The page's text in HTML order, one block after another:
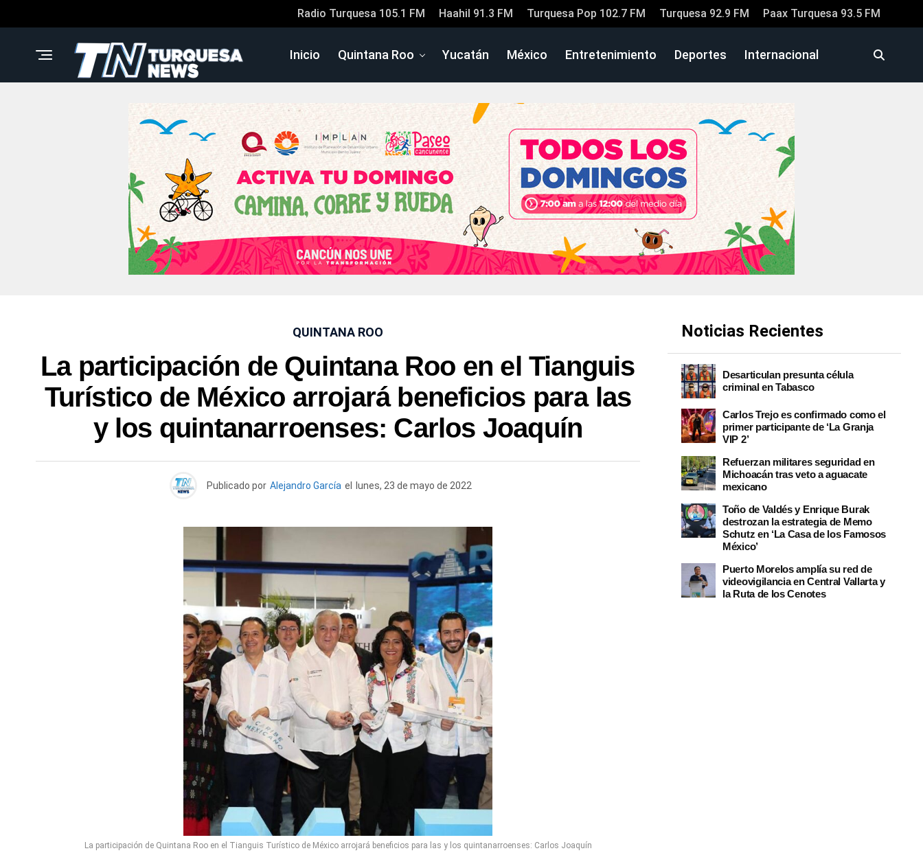
Radio Turquesa 105.1 FM Haahil 91.3 FM Turquesa Pop 102.7 FM Turquesa 92.9 FM Paax Turquesa 93.5 FM
Inicio Quintana Roo Yucatán México Entretenimiento Deportes Internacional
QUINTANA ROO
La participación de Quintana Roo en el Tianguis
Turístico de México arrojará beneficios para las
y los quintanarroenses: Carlos Joaquín
Publicado por Alejandro García el lunes, 23 de mayo de 2022
La participación de Quintana Roo en el Tianguis Turístico de México arrojará beneficios para las y los quintanarroenses: Carlos Joaquín
Noticias Recientes
Desarticulan presunta célula
criminal en Tabasco
Carlos Trejo es confirmado como el
primer participante de ‘La Granja
VIP 2’
Refuerzan militares seguridad en
Michoacán tras veto a aguacate
mexicano
Toño de Valdés y Enrique Burak
destrozan la estrategia de Memo
Schutz en ‘La Casa de los Famosos
México’
Puerto Morelos amplía su red de
videovigilancia en Central Vallarta y
la Ruta de los Cenotes